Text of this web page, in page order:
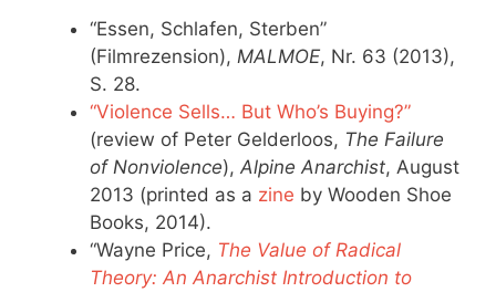
“Essen, Schlafen, Sterben”
(Filmrezension), MALMOE, Nr. 63 (2013),
S. 28.
“Violence Sells… But Who’s Buying?”
(review of Peter Gelderloos, The Failure
of Nonviolence), Alpine Anarchist, August
2013 (printed as a zine by Wooden Shoe
Books, 2014).
“Wayne Price, The Value of Radical
Theory: An Anarchist Introduction to